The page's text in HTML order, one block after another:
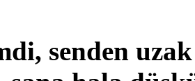
senden